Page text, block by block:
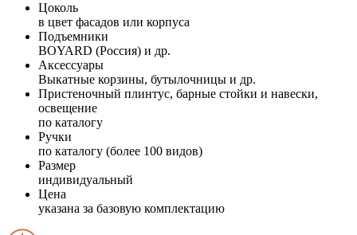
Цоколь
в цвет фасадов или корпуса
Подъемники
BOYARD (Россия) и др.
Аксессуары
Выкатные корзины, бутылочницы и др.
Пристеночный плинтус, барные стойки и навески,
освещение
по каталогу
Ручки
по каталогу (более 100 видов)
Размер
индивидуальный
Цена
указана за базовую комплектацию